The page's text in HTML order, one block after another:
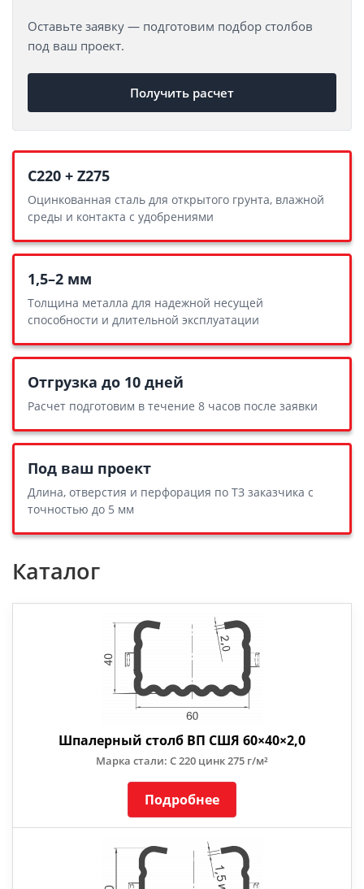
Оставьте заявку — подготовим подбор столбов
под ваш проект.
Получить расчет
С220 + Z275
Оцинкованная сталь для открытого грунта, влажной
среды и контакта с удобрениями
1,5–2 мм
Толщина металла для надежной несущей
способности и длительной эксплуатации
Отгрузка до 10 дней
Расчет подготовим в течение 8 часов после заявки
Под ваш проект
Длина, отверстия и перфорация по ТЗ заказчика с
точностью до 5 мм
Каталог
Шпалерный столб ВП СШЯ 60×40×2,0
Марка стали: С 220 цинк 275 г/м²
Подробнее